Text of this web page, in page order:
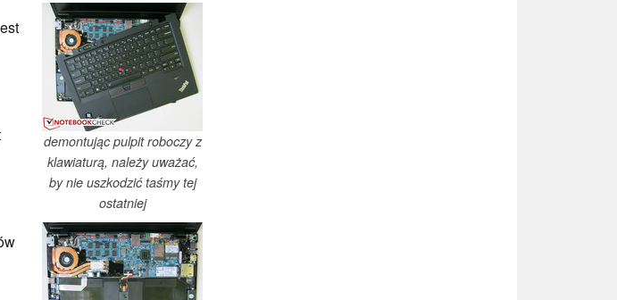
demontując pulpit roboczy z
klawiaturą, należy uważać,
by nie uszkodzić taśmy tej
ostatniej